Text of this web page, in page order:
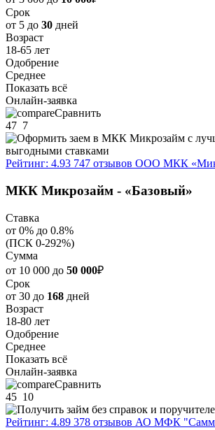
Срок
от 5 до 30 дней
Возраст
18-65 лет
Одобрение
Среднее
Показать всё
Онлайн-заявка
Сравнить
47 7
Рейтинг: 4.93 747 отзывов ООО МКК
МКК Микрозайм - «Базовый»
Ставка
от 0% до 0.8%
(ПСК 0-292%)
Сумма
от 10 000 до 50 000₽
Срок
от 30 до 168 дней
Возраст
18-80 лет
Одобрение
Среднее
Показать всё
Онлайн-заявка
Сравнить
45 10
Рейтинг: 4.89 378 отзывов АО МФК